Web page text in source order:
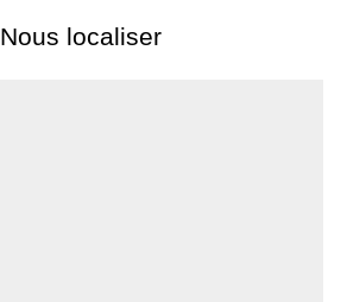
Nous localiser